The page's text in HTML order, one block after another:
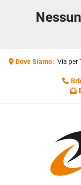
Dove Siamo: Via per